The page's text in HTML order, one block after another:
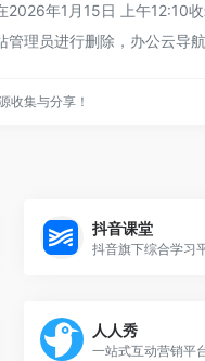
2026年1月15日 上午12:10
理员进行删除，办公云导航
收集与分享！
抖音课堂
人人秀
一站式互动营销平